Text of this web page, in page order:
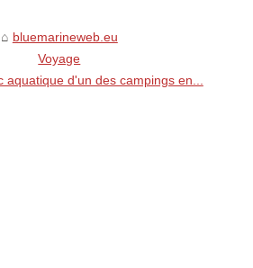
bluemarineweb.eu
Voyage
aquatique d'un des campings en...